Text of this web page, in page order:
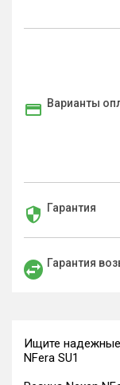
Варианты
Гарантия
Гарантия
Ищите
NFera SU1